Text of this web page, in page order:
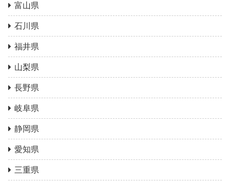
富山県
石川県
福井県
山梨県
長野県
岐阜県
静岡県
愛知県
三重県